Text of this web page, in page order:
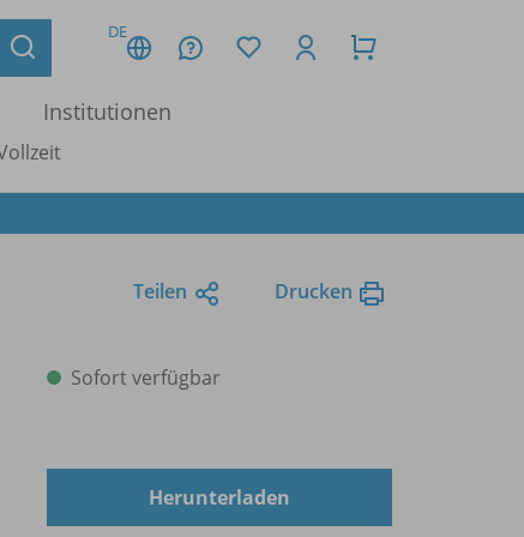
DE
Institutionen
Teilen Drucken
Sofort verfügbar
Herunterladen